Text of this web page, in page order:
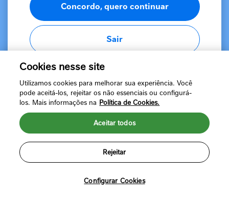
Verificar e-mail
ou
Já possui uma conta?Fazer login
Concordo, quero continuar
Sair
Política de Privacidade
©2024 Nestlé Brasil Ltda. Todos os direitos reservados. Marcas
Cookies nesse site
Utilizamos cookies para melhorar sua experiência. Você
pode aceitá-los, rejeitar os não essenciais ou configurá-
los. Mais informações na Política de Cookies.
Configurar Cookies
Rejeitar
Aceitar todos